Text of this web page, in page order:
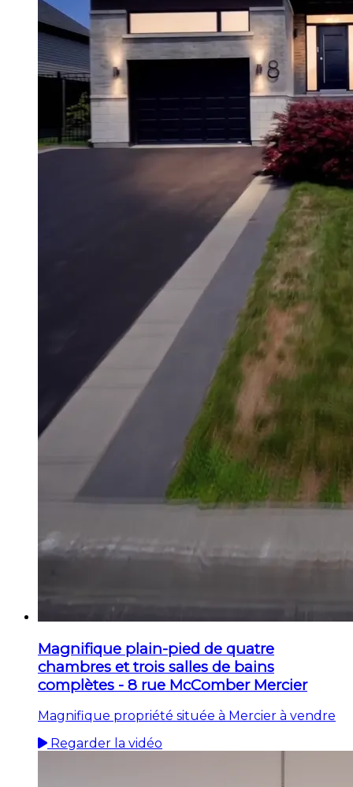
Magnifique plain-pied de quatre
chambres et trois salles de bains
complètes - 8 rue McComber Mercier
Magnifique propriété située à Mercier à vendre
Regarder la vidéo